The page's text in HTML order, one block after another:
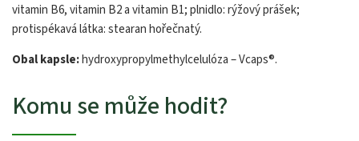
vitamin B6, vitamin B2 a vitamin B1; plnidlo: rýžový prášek;
protispékavá látka: stearan hořečnatý.
Obal kapsle:hydroxypropylmethylcelulóza – Vcaps®.
Komu se může hodit?